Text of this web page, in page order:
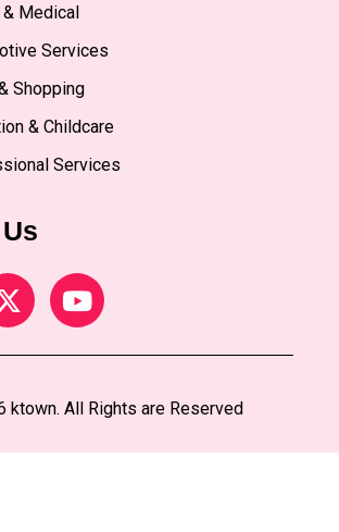
& Medical
Services
Shopping
& Childcare
Services
ktown. All Rights are Reserved